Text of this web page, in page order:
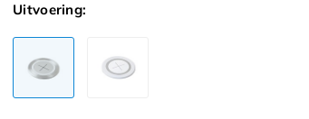
Uitvoering: